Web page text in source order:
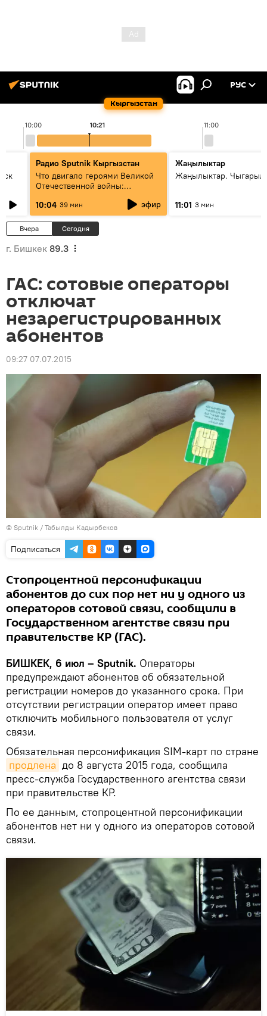
Кыргызстан
РУС
10:00 11:00
10:21
Радио Sputnik Кыргызстан
Что двигало героями Великой
Отечественной войны:
Тулебердиева
10:04 39 мин эфир
Жаңылыктар
Жаңылыктар.
11:01 3 мин
Вчера Сегодня
г. Бишкек 89.3
ГАС: сотовые операторы
отключат
незарегистрированных
абонентов
09:27 07.07.2015
© Sputnik / Табылды Кадырбеков
Подписаться
Стопроцентной персонификации
абонентов до сих пор нет ни у одного из
операторов сотовой связи, сообщили в
Государственном агентстве связи при
правительстве КР (ГАС).
БИШКЕК, 6 июл – Sputnik. Операторы
предупреждают абонентов об обязательной
регистрации номеров до указанного срока. При
отсутствии регистрации оператор имеет право
отключить мобильного пользователя от услуг
связи.
Обязательная персонификация SIM-карт по стране
продлена до 8 августа 2015 года, сообщила
пресс-служба Государственного агентства связи
при правительстве КР.
По ее данным, стопроцентной персонификации
абонентов нет ни у одного из операторов сотовой
связи.